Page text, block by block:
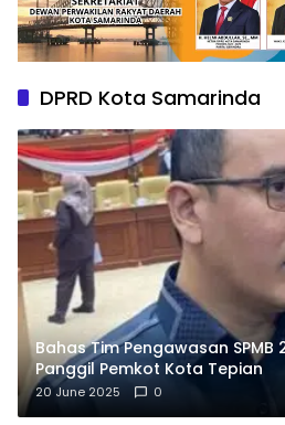
DPRD Kota Samarinda
Bahas Tim Pengawasan SPMB
Panggil Pemkot Kota Tepian
20 June 2025 0